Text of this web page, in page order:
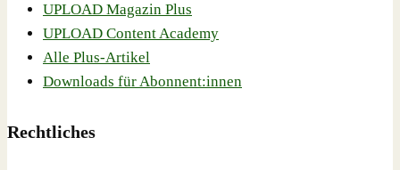
UPLOAD Magazin Plus
UPLOAD Content Academy
Alle Plus-Artikel
Downloads für Abonnent:innen
Rechtliches